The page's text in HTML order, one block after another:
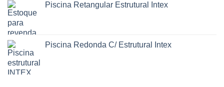
Piscina Retangular Estrutural Intex
Piscina Redonda C/ Estrutural Intex